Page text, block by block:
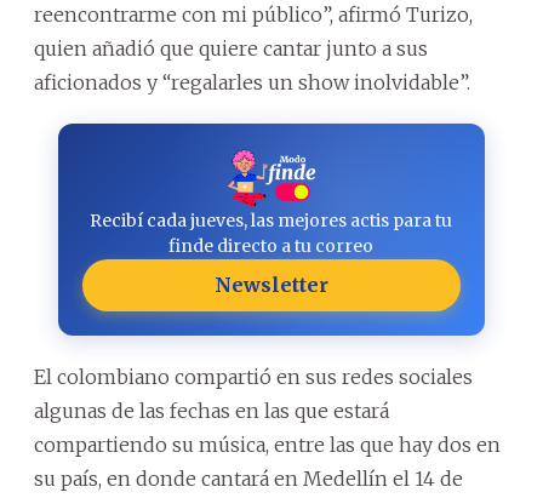
reencontrarme con mi público”, afirmó Turizo,
quien añadió que quiere cantar junto a sus
aficionados y “regalarles un show inolvidable”.
Recibí cada jueves, las mejores actis para tu
finde directo a tu correo
Newsletter
El colombiano compartió en sus redes sociales
algunas de las fechas en las que estará
compartiendo su música, entre las que hay dos en
su país, en donde cantará en Medellín el 14 de